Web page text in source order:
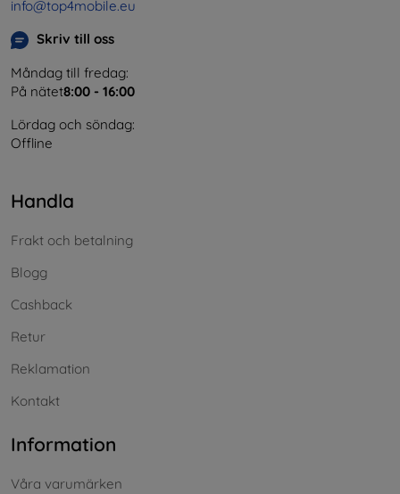
info@top4mobile.eu
Skriv till oss
Måndag till fredag:
På nätet8:00 - 16:00
Lördag och söndag:
Offline
Handla
Frakt och betalning
Blogg
Cashback
Retur
Reklamation
Kontakt
Information
Våra varumärken